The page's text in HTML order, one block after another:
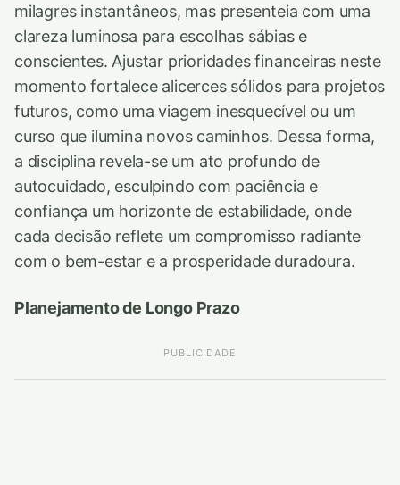
milagres instantâneos, mas presenteia com uma
clareza luminosa para escolhas sábias e
conscientes. Ajustar prioridades financeiras neste
momento fortalece alicerces sólidos para projetos
futuros, como uma viagem inesquecível ou um
curso que ilumina novos caminhos. Dessa forma,
a disciplina revela-se um ato profundo de
autocuidado, esculpindo com paciência e
confiança um horizonte de estabilidade, onde
cada decisão reflete um compromisso radiante
com o bem-estar e a prosperidade duradoura.
Planejamento de Longo Prazo
PUBLICIDADE